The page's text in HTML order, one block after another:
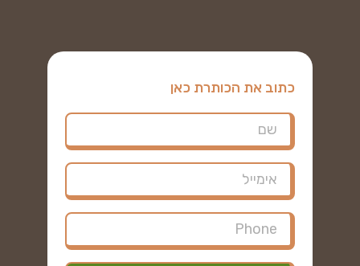
כתוב את הכותרת כאן